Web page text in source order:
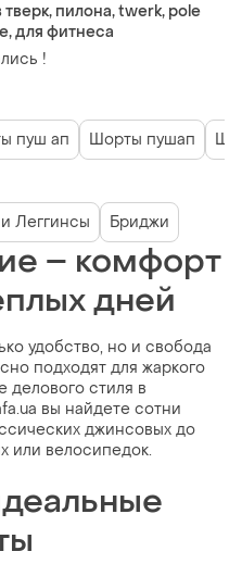
пилона, twerk, pole
для фитнеса
!
пуш ап Шорты пушап
Леггинсы Бриджи
– комфорт
дней
удобство, но и свобода
подходят для жаркого
делового стиля в
вы найдете сотни
джинсовых до
или велосипедок.